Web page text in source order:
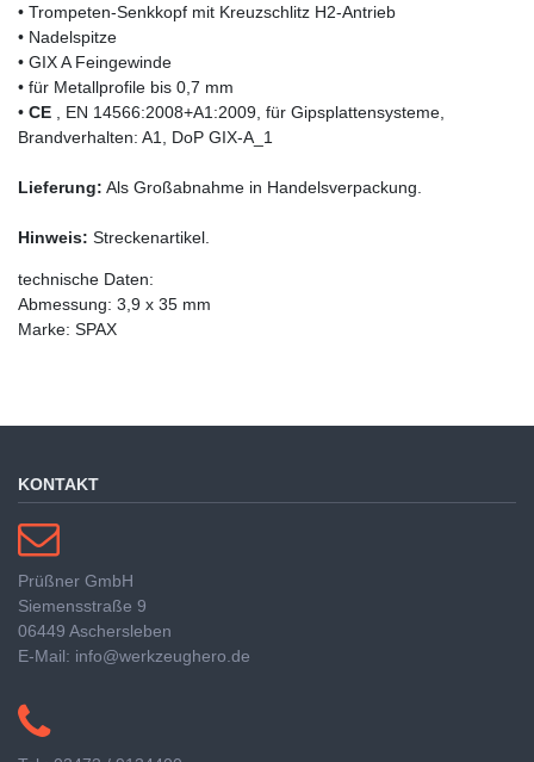
• Trompeten-Senkkopf mit Kreuzschlitz H2-Antrieb
• Nadelspitze
• GIX A Feingewinde
• für Metallprofile bis 0,7 mm
• CE , EN 14566:2008+A1:2009, für Gipsplattensysteme,
Brandverhalten: A1, DoP GIX-A_1
Lieferung: Als Großabnahme in Handelsverpackung.
Hinweis: Streckenartikel.
technische Daten:
Abmessung: 3,9 x 35 mm
Marke: SPAX
KONTAKT
Prüßner GmbH
Siemensstraße 9
06449 Aschersleben
E-Mail: info@werkzeughero.de